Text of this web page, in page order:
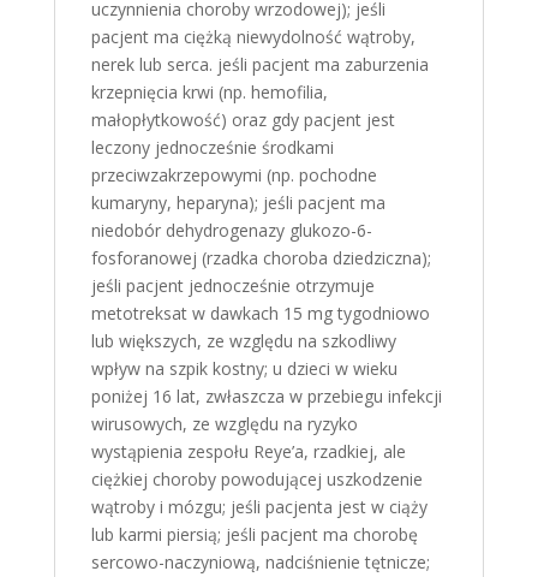
uczynnienia choroby wrzodowej); jeśli
pacjent ma ciężką niewydolność wątroby,
nerek lub serca. jeśli pacjent ma zaburzenia
krzepnięcia krwi (np. hemofilia,
małopłytkowość) oraz gdy pacjent jest
leczony jednocześnie środkami
przeciwzakrzepowymi (np. pochodne
kumaryny, heparyna); jeśli pacjent ma
niedobór dehydrogenazy glukozo-6-
fosforanowej (rzadka choroba dziedziczna);
jeśli pacjent jednocześnie otrzymuje
metotreksat w dawkach 15 mg tygodniowo
lub większych, ze względu na szkodliwy
wpływ na szpik kostny; u dzieci w wieku
poniżej 16 lat, zwłaszcza w przebiegu infekcji
wirusowych, ze względu na ryzyko
wystąpienia zespołu Reye’a, rzadkiej, ale
ciężkiej choroby powodującej uszkodzenie
wątroby i mózgu; jeśli pacjenta jest w ciąży
lub karmi piersią; jeśli pacjent ma chorobę
sercowo-naczyniową, nadciśnienie tętnicze;